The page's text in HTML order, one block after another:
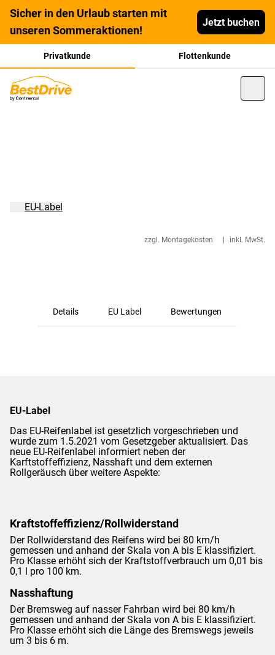
Sicher in den Urlaub starten mit
unseren Sommeraktionen!
Jetzt buchen
Privatkunde Flottenkunde
zzgl. Montagekosten inkl. MwSt.
EU-Label
Details EU Label Bewertungen
EU-Label
Das EU-Reifenlabel ist gesetzlich vorgeschrieben und
wurde zum 1.5.2021 vom Gesetzgeber aktualisiert. Das
neue EU-Reifenlabel informiert neben der
Karftstoffeffizienz, Nasshaft und dem externen
Rollgeräusch über weitere Aspekte:
Kraftstoffeffizienz/Rollwiderstand
Der Rollwiderstand des Reifens wird bei 80 km/h
gemessen und anhand der Skala von A bis E klassifiziert.
Pro Klasse erhöht sich der Kraftstoffverbrauch um 0,01 bis
0,1 l pro 100 km.
Nasshaftung
Der Bremsweg auf nasser Fahrban wird bei 80 km/h
gemessen und anhand der Skala von A bis E klassifiziert.
Pro Klasse erhöht sich die Länge des Bremswegs jeweils
um 3 bis 6 m.